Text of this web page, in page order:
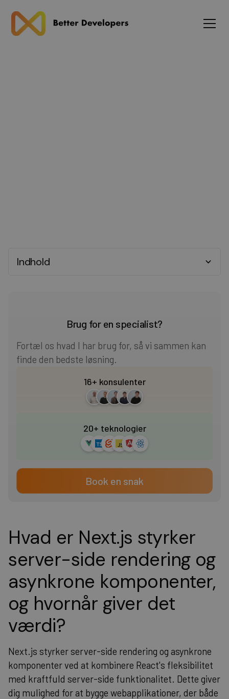
Hvad er Next.js styrker
server-side rendering og
asynkrone komponenter,
og hvornår giver det
værdi?
Next.js styrker server-side rendering og asynkrone
komponenter ved at kombinere React's fleksibilitet
med kraftfuld server-side funktionalitet. Dette giver
dig mulighed for at bygge webapplikationer, der både
Indhold
Heading 4
Heading 5
Brug for en specialist?
Fortæl os hvad I har brug for, så vi sammen kan
finde den bedste løsning.
16+ konsulenter
20+ teknologier
Book en snak